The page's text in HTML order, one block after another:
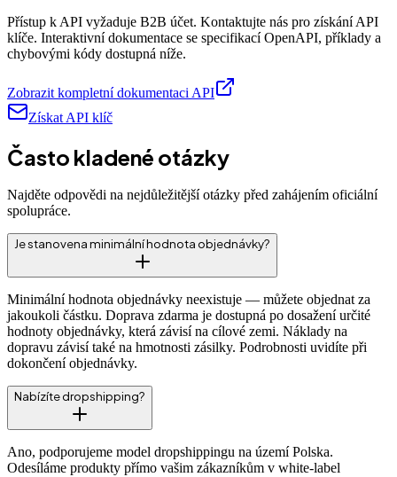
Přístup k API vyžaduje B2B účet. Kontaktujte nás pro získání API
klíče. Interaktivní dokumentace se specifikací OpenAPI, příklady a
chybovými kódy dostupná níže.
Zobrazit kompletní dokumentaci API
Získat API klíč
Často kladené otázky
Najděte odpovědi na nejdůležitější otázky před zahájením oficiální
spolupráce.
Je stanovena minimální hodnota objednávky?
Minimální hodnota objednávky neexistuje — můžete objednat za
jakoukoli částku. Doprava zdarma je dostupná po dosažení určité
hodnoty objednávky, která závisí na cílové zemi. Náklady na
dopravu závisí také na hmotnosti zásilky. Podrobnosti uvidíte při
dokončení objednávky.
Nabízíte dropshipping?
Ano, podporujeme model dropshippingu na území Polska.
Odesíláme produkty přímo vašim zákazníkům v white-label